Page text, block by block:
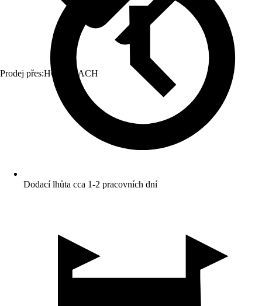
Prodej přes:HORNBACH
Dodací lhůta cca 1-2 pracovních dní